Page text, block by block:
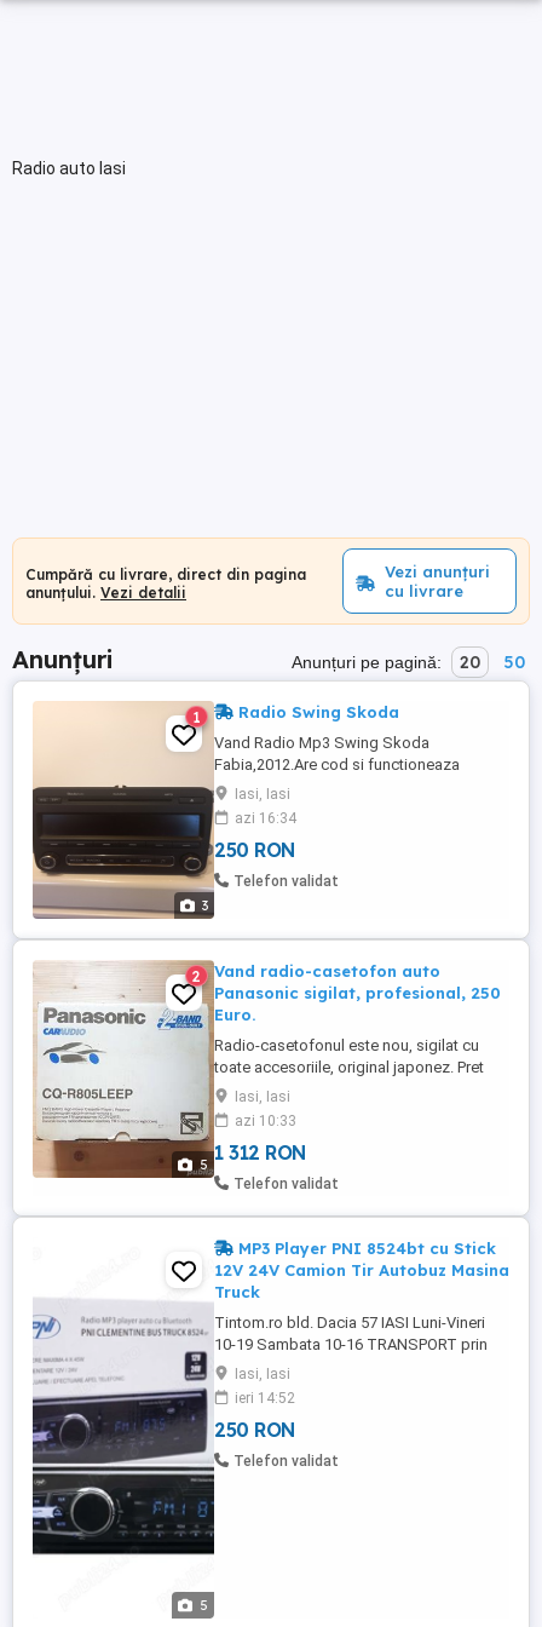
Radio auto Iasi
Cumpără cu livrare, direct din pagina
anunțului. Vezi detalii
Vezi anunțuri
cu livrare
Anunțuri Anunțuri pe pagină: 20 50
3
1 Radio Swing Skoda
Vand Radio Mp3 Swing Skoda
Fabia,2012.Are cod si functioneaza
ireprosabil.
Iasi, Iasi
azi 16:34
250 RON
Telefon validat
5
2
Vand radio-casetofon auto
Panasonic sigilat, profesional, 250
Euro.
Radio-casetofonul este nou, sigilat cu
toate accesoriile, original japonez. Pret
250 Euro. Contactatre la telefon .
Iasi, Iasi
azi 10:33
1 312 RON
Telefon validat
5
MP3 Player PNI 8524bt cu Stick
12V 24V Camion Tir Autobuz Masina
Truck
Tintom.ro bld. Dacia 57 IASI Luni-Vineri
10-19 Sambata 10-16 TRANSPORT prin
curier in toata tara. Factura cu TVA si
garantie ! Se poate monta atat pe masini
obisnuite la 12v cat si pe Camion Tir
Autobuz Tramvai Macara etc la 24v. Putere
maxima audio 4 x 45W Radio FM USB
Iasi, Iasi
ieri 14:52
250 RON
Telefon validat